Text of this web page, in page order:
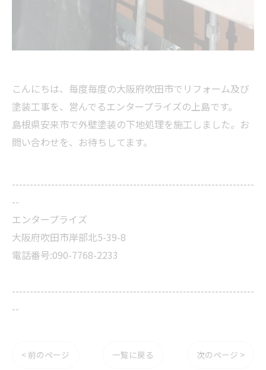
こんにちは、毎度毎度の大阪府吹田市でリフォーム及び
塗装工事を、営んでるエンタープライズの上島です。
島根県安来市で外壁塗装の下地処理を施工しました。お
問い合わせを、お待ちしてます。
--------------------------------------------------------------------
--
エンタープライズ
大阪府吹田市岸部北5-39-8
電話番号:090-7768-2233
--------------------------------------------------------------------
--
< 前のページ 一覧に戻る 次のページ >